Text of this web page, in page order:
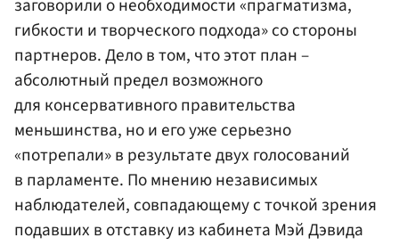
заговорили о необходимости «прагматизма,
гибкости и творческого подхода» со стороны
партнеров. Дело в том, что этот план –
абсолютный предел возможного
для консервативного правительства
меньшинства, но и его уже серьезно
«потрепали» в результате двух голосований
в парламенте. По мнению независимых
наблюдателей, совпадающему с точкой зрения
подавших в отставку из кабинета Мэй Дэвида